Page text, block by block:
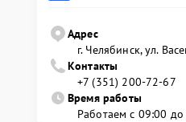
Адрес
г. Челябинск, ул.
Контакты
+7 (351) 200-72-67
Время работы
Работаем с 09:00